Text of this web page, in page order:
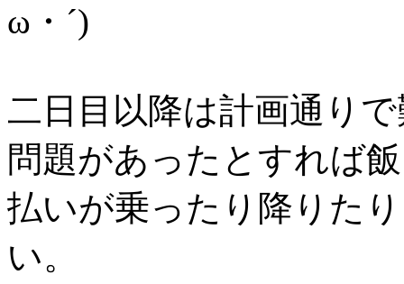
ω・´)
二日目以降は計画通り
問題があったとすれば
払いが乗ったり降りた
い。